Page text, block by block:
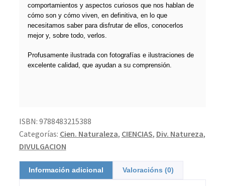
comportamientos y aspectos curiosos que nos hablan de
cómo son y cómo viven, en definitiva, en lo que
necesitamos saber para disfrutar de ellos, conocerlos
mejor y, sobre todo, verlos.
Profusamente ilustrada con fotografías e ilustraciones de
excelente calidad, que ayudan a su comprensión.
ISBN: 9788483215388
Categorías: Cien. Naturaleza, CIENCIAS, Div. Natureza,
DIVULGACION
Información adicional Valoracións (0)